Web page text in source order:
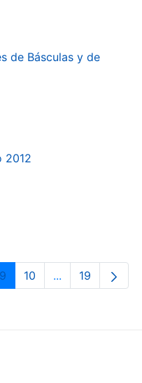
de Básculas y de
2012
Use TAB para
Página
9 Página
10 ...PáginasPágina
19